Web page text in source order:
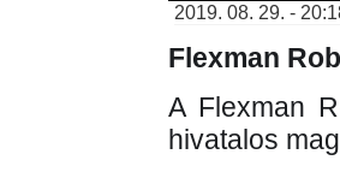
2019. 08. 29. -
Flexman
A Flexman
hivatalos